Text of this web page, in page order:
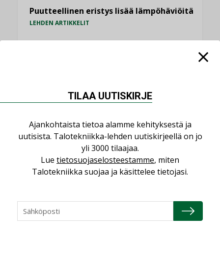
Puutteellinen eristys lisää lämpöhäviöitä
LEHDEN ARTIKKELIT
Kaivamattomat menetelmät
KATSO KAIKKI
NÄKÖKULMIA
TILAA UUTISKIRJE
Ajankohtaista tietoa alamme kehityksestä ja
uutisista. Talotekniikka-lehden uutiskirjeellä on jo
yli 3000 tilaajaa.
Lue tietosuojaselosteestamme, miten
Talotekniikka suojaa ja käsittelee tietojasi.